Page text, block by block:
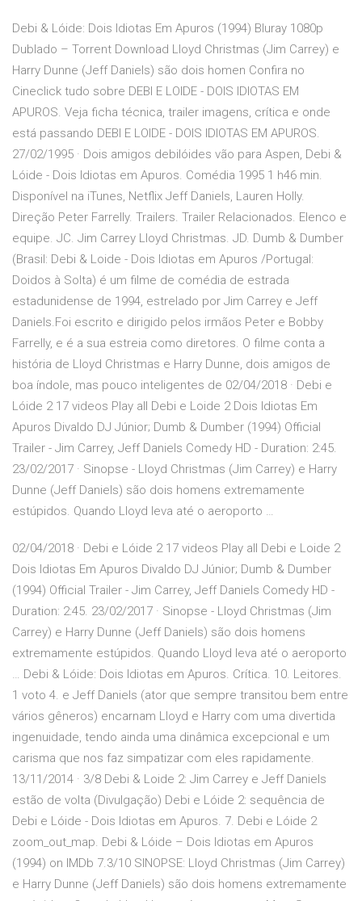
Debi & Lóide: Dois Idiotas Em Apuros (1994) Bluray 1080p
Dublado – Torrent Download Lloyd Christmas (Jim Carrey) e
Harry Dunne (Jeff Daniels) são dois homen Confira no
Cineclick tudo sobre DEBI E LOIDE - DOIS IDIOTAS EM
APUROS. Veja ficha técnica, trailer imagens, crítica e onde
está passando DEBI E LOIDE - DOIS IDIOTAS EM APUROS.
27/02/1995 · Dois amigos debilóides vão para Aspen, Debi &
Lóide - Dois Idiotas em Apuros. Comédia 1995 1 h46 min.
Disponível na iTunes, Netflix Jeff Daniels, Lauren Holly.
Direção Peter Farrelly. Trailers. Trailer Relacionados. Elenco e
equipe. JC. Jim Carrey Lloyd Christmas. JD. Dumb & Dumber
(Brasil: Debi & Loide - Dois Idiotas em Apuros /Portugal:
Doidos à Solta) é um filme de comédia de estrada
estadunidense de 1994, estrelado por Jim Carrey e Jeff
Daniels.Foi escrito e dirigido pelos irmãos Peter e Bobby
Farrelly, e é a sua estreia como diretores. O filme conta a
história de Lloyd Christmas e Harry Dunne, dois amigos de
boa índole, mas pouco inteligentes de 02/04/2018 · Debi e
Lóide 2 17 videos Play all Debi e Loide 2 Dois Idiotas Em
Apuros Divaldo DJ Júnior; Dumb & Dumber (1994) Official
Trailer - Jim Carrey, Jeff Daniels Comedy HD - Duration: 2:45.
23/02/2017 · Sinopse - Lloyd Christmas (Jim Carrey) e Harry
Dunne (Jeff Daniels) são dois homens extremamente
estúpidos. Quando Lloyd leva até o aeroporto …
02/04/2018 · Debi e Lóide 2 17 videos Play all Debi e Loide 2
Dois Idiotas Em Apuros Divaldo DJ Júnior; Dumb & Dumber
(1994) Official Trailer - Jim Carrey, Jeff Daniels Comedy HD -
Duration: 2:45. 23/02/2017 · Sinopse - Lloyd Christmas (Jim
Carrey) e Harry Dunne (Jeff Daniels) são dois homens
extremamente estúpidos. Quando Lloyd leva até o aeroporto
… Debi & Lóide: Dois Idiotas em Apuros. Crítica. 10. Leitores.
1 voto 4. e Jeff Daniels (ator que sempre transitou bem entre
vários gêneros) encarnam Lloyd e Harry com uma divertida
ingenuidade, tendo ainda uma dinâmica excepcional e um
carisma que nos faz simpatizar com eles rapidamente.
13/11/2014 · 3/8 Debi & Loide 2: Jim Carrey e Jeff Daniels
estão de volta (Divulgação) Debi e Lóide 2: sequência de
Debi e Lóide - Dois Idiotas em Apuros. 7. Debi e Lóide 2
zoom_out_map. Debi & Lóide – Dois Idiotas em Apuros
(1994) on IMDb 7.3/10 SINOPSE: Lloyd Christmas (Jim Carrey)
e Harry Dunne (Jeff Daniels) são dois homens extremamente